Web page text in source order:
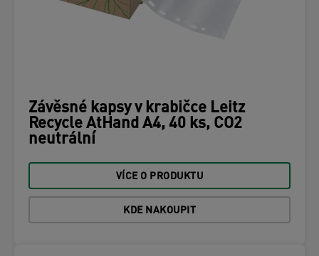
Závěsné kapsy v krabičce Leitz
Recycle AtHand A4, 40 ks, CO2
neutrální
VÍCE O PRODUKTU
KDE NAKOUPIT